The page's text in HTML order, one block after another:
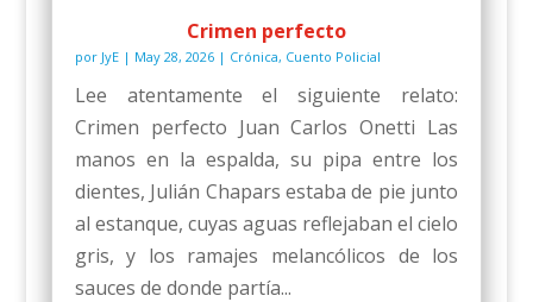
Crimen perfecto
por JyE| May 28, 2026| Crónica, Cuento Policial
Lee atentamente el siguiente relato:
Crimen perfecto Juan Carlos Onetti Las
manos en la espalda, su pipa entre los
dientes, Julián Chapars estaba de pie junto
al estanque, cuyas aguas reflejaban el cielo
gris, y los ramajes melancólicos de los
sauces de donde partía...